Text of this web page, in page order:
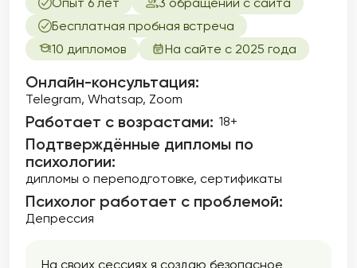
Бесплатная пробная встреча
10 дипломов
На сайте с 2025 года
Онлайн-консультация:
Telegram, Whatsap, Zoom
Работает с возрастами: 18+
Подтверждённые дипломы по
психологии:
дипломы о переподготовке сертификаты
Психолог работает с проблемой:
Депрессия
На своих сессиях я создаю безопасное